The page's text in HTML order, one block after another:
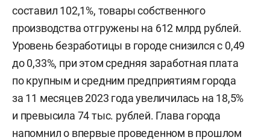
составил 102,1%, товары собственного
производства отгружены на 612 млрд рублей.
Уровень безработицы в городе снизился с 0,49
до 0,33%, при этом средняя заработная плата
по крупным и средним предприятиям города
за 11 месяцев 2023 года увеличилась на 18,5%
и превысила 74 тыс. рублей. Глава города
напомнил о впервые проведенном в прошлом